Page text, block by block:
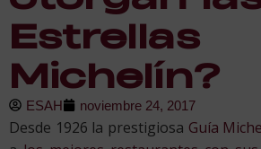
Estrellas
Michelín?
ESAH noviembre 24, 2017
Desde 1926 la prestigiosa Guía